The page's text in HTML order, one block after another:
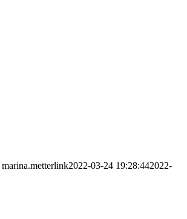
marina.metterlink2022-03-24 19:28:442022-